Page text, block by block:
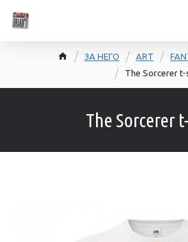
ЗА НЕГО ART
The Sorcerer
The Sorcerer